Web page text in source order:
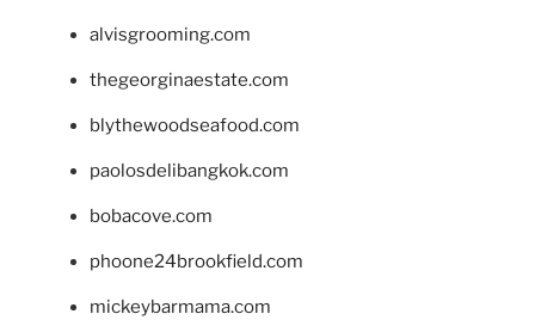
alvisgrooming.com
thegeorginaestate.com
blythewoodseafood.com
paolosdelibangkok.com
bobacove.com
phoone24brookfield.com
mickeybarmama.com